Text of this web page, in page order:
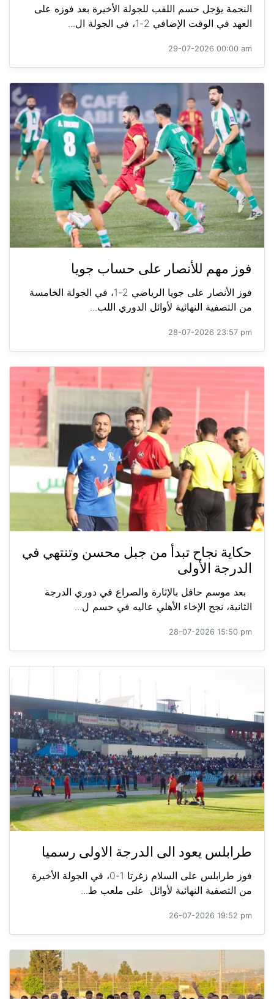
النجمة يؤجل حسم اللقب للجولة الأخيرة بعد فوزه على
العهد في الوقت الإضافي 2-1، في الجولة ال...
29-07-2026 00:00 am
فوز مهم للأنصار على حساب جويا
فوز الأنصار على جويا الرياضي 2-1، في الجولة الخامسة
من التصفية النهائية لأوائل الدوري اللب...
28-07-2026 23:57 pm
حكاية نجاح تبدأ من جبل محسن وتنتهي في
الدرجة الأولى
بعد موسم حافل بالإثارة والصراع في دوري الدرجة
الثانية، نجح الإخاء الأهلي عاليه في حسم ل...
28-07-2026 15:50 pm
طرابلس يعود الى الدرجة الاولى رسميا
فوز طرابلس على السلام زغرتا 1-0، في الجولة الأخيرة
من التصفية النهائية لأوائل على ملعب ط...
26-07-2026 19:52 pm